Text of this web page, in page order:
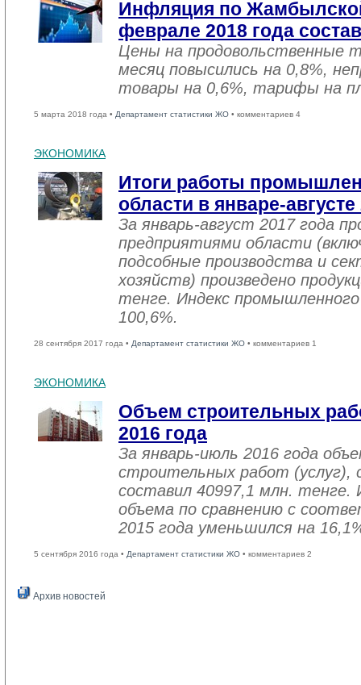
Инфляция по
феврале 2018 года
Цены на продовольственные
месяц повысились на 0,8%,
товары на 0,6%, тарифы на
5 марта 2018 года • Департамент статистики ЖО • комментариев 4
ЭКОНОМИКА
Итоги работы
области в январе-августе
За январь-август 2017 года
предприятиями области
подсобные производства и
хозяйств) произведено
тенге. Индекс
100,6%.
28 сентября 2017 года • Департамент статистики ЖО • комментариев 1
ЭКОНОМИКА
Объем строительных
2016 года
За январь-июль 2016 года
строительных работ (услуг),
составил 40997,1 млн. тенге.
объема по сравнению с
2015 года уменьшился на
5 сентября 2016 года • Департамент статистики ЖО • комментариев 2
Архив новостей